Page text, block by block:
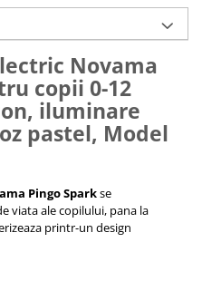
Novama
copii 0-12
iluminare
pastel, Model
Pingo Sparkse
viata ale copilului, pana la
printr-un design